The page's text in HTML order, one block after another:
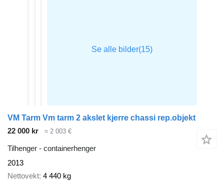
VM Tarm Vm tarm 2 akslet kjerre chassi rep.objekt
22 000 kr
≈ 2 003 €
Tilhenger - containerhenger
2013
Nettovekt 4 440 kg